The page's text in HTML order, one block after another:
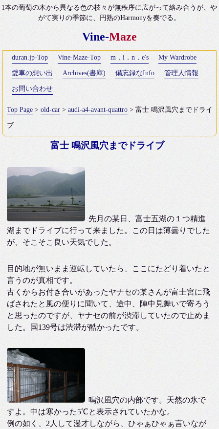
1本の葡萄の木から異なる色の枝々が無秩序に広がって絡み合うが、や
がて実りの季節に、円熟のHarmonyを奏でる。
Vine-Maze
duran.jp-Top Vine-Maze-Top m．i．n．e's My Wardrobe
愛車の想い出 Archives(書庫) 備忘録なInfo 管理人情報
お問い合わせ
Top Page >old-car >audi-a4-avant-quattro > 富士 鳴沢風穴までドライ
ブ
富士 鳴沢風穴までドライブ
先月の某日、富士五湖の１つ精進
湖までドライブに行って来ました。この日は薄曇りでした
が、そこそこ良い天気でした。
目的地が無いまま運転していたら、ここにたどり着いたと
言うのが真相です。
古くからお付き合いがあったヤナセの某さんが富士宮に飛
ばされたと風の便りに聞いて、途中、陣中見舞いで寄ろう
と思ったのですが、ヤナセの前が渋滞していたので止めま
した。国139号は渋滞が酷かったです。
鳴沢風穴の内部です。天然の氷で
すよ。中は寒かった5℃と表示されていたかな。
例の如く、2人して漫才しながら、ひゃぁひゃぁ言いなが